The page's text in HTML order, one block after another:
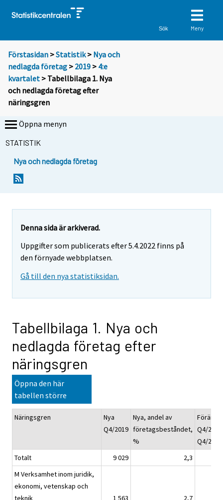
Sök Meny
Förstasidan >Statistik > Nya och
nedlagda företag > 2019 > 4:e
kvartalet > Tabellbilaga 1. Nya
och nedlagda företag efter
näringsgren
Öppna menyn
STATISTIK
Nya och nedlagda företag
Denna sida är arkiverad.
Uppgifter som publicerats efter 5.4.2022 finns på
den förnyade webbplatsen.
Gå till den nya statistiksidan.
Tabellbilaga 1. Nya och
nedlagda företag efter
näringsgren
Öppna den här
tabellen större
Näringsgren
Nya
Q4/2019
Nya, andel av
företagsbeståndet,
%
Q4/
Q4/2018
Totalt
9 029 2,3
M Verksamhet inom juridik,
ekonomi, vetenskap och
teknik
1 563 2,7